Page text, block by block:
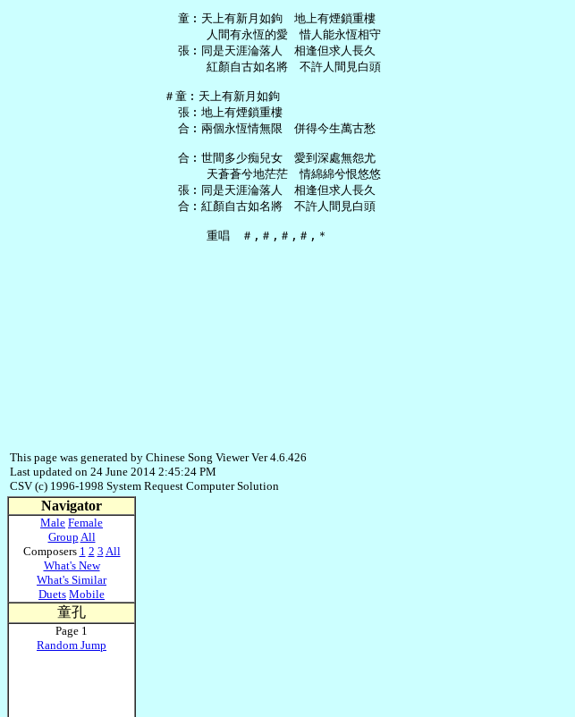
   童︰天上有新月如鉤　地上有煙鎖重樓
       人間有永恆的愛　惜人能永恆相守
   張︰同是天涯淪落人　相逢但求人長久
       紅顏自古如名將　不許人間見白頭
＃童︰天上有新月如鉤
   張︰地上有煙鎖重樓
   合︰兩個永恆情無限　併得今生萬古愁
   合︰世間多少痴兒女　愛到深處無怨尤
       天蒼蒼兮地茫茫　情綿綿兮恨悠悠
   張︰同是天涯淪落人　相逢但求人長久
   合︰紅顏自古如名將　不許人間見白頭
This page was generated by Chinese Song Viewer Ver 4.6.426
Last updated on 24 June 2014 2:45:24 PM
CSV (c) 1996-1998 System Request Computer Solution
Navigator
Male Female
Group All
Composers 1 2 3 All
What's New
What's Similar
Duets Mobile
童孔
Page 1
Random Jump